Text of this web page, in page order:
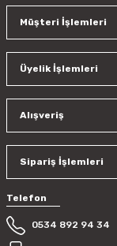
Müşteri İşlemleri
Üyelik İşlemleri
Alışveriş
Sipariş İşlemleri
Telefon
0534 892 94 34